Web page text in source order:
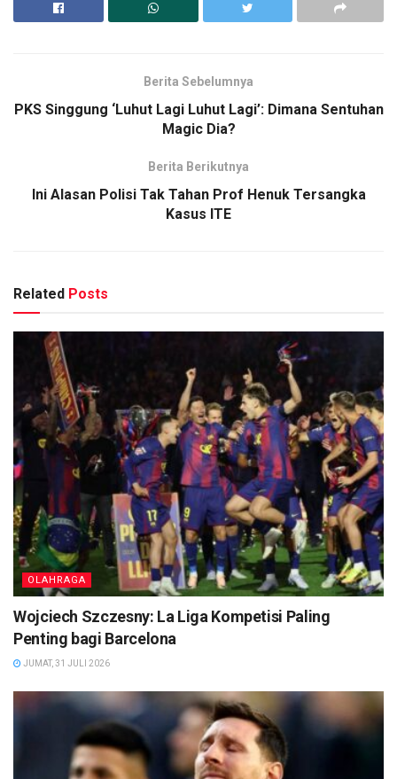
Berita Sebelumnya
PKS Singgung ‘Luhut Lagi Luhut Lagi’: Dimana Sentuhan
Magic Dia?
Berita Berikutnya
Ini Alasan Polisi Tak Tahan Prof Henuk Tersangka
Kasus ITE
Related Posts
OLAHRAGA
Wojciech Szczesny: La Liga Kompetisi Paling
Penting bagi Barcelona
JUMAT, 31 JULI 2026